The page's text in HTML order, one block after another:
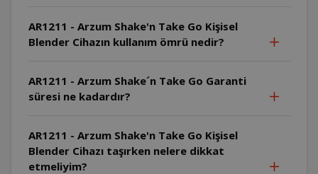
AR1211 - Arzum Shake'n Take Go Kişisel
Blender Cihazın kullanım ömrü nedir?
AR1211 - Arzum Shake´n Take Go Garanti
süresi ne kadardır?
AR1211 - Arzum Shake'n Take Go Kişisel
Blender Cihazı taşırken nelere dikkat
etmeliyim?